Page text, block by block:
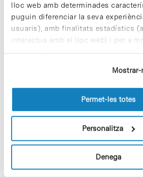
lloc web amb determinades
puguin diferenciar la seva
usuaris), amb finalitats estadístics
interactua amb el lloc web) i per a
personalitzada sobre la base d'un
pàgines visitades). Per a obtenir
les cookies pot consultar laPolítica
Mostrar-
Permet-les totes
Personalitza
Denega
La multinacional nord-
Truepoweri la
Aires Renewablesvan
proppassat 30 de juliol
estratègic de
finalitat de cobrir les
consultoria en energies
l’Argentina, Xile i
estableixen els pilars
a la creixent demanda
consultoria i suport en
desenvolupament de
tres països. La filial per
Amèrica Llatina d’AWS
de les principals
en el camp d’energies
seva seu al Parc